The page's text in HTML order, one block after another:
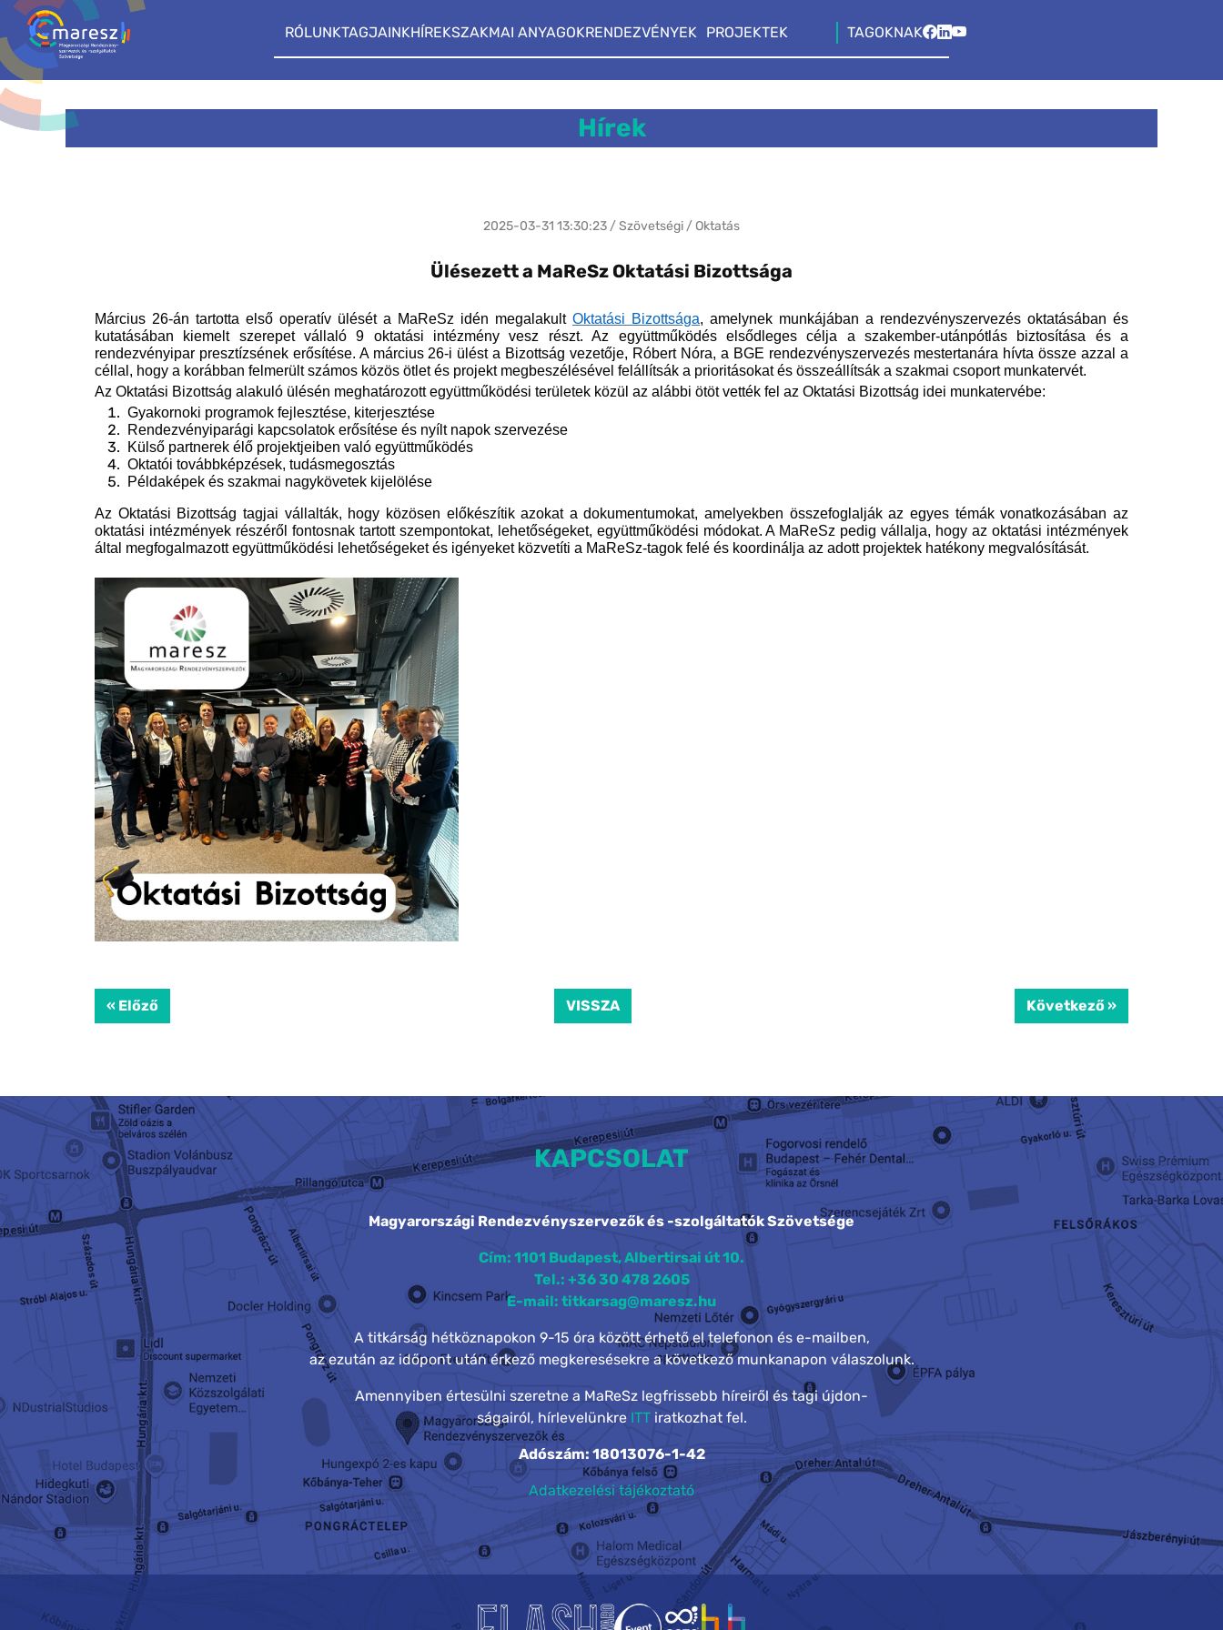
RÓLUNKTAGJAINKHÍREKSZAKMAI ANYAGOKRENDEZVÉNYEK PROJEKTEK TAGOKNAK
Hírek
2025-03-31 13:30:23 / Szövetségi / Oktatás
Ülésezett a MaReSz Oktatási Bizottsága
Március 26-án tartotta első operatív ülését a MaReSz idén megalakult Oktatási Bizottsága, amelynek munkájában a rendezvényszervezés oktatásában és
kutatásában kiemelt szerepet vállaló 9 oktatási intézmény vesz részt. Az együttműködés elsődleges célja a szakember-utánpótlás biztosítása és a
rendezvényipar presztízsének erősítése. A március 26-i ülést a Bizottság vezetője, Róbert Nóra, a BGE rendezvényszervezés mestertanára hívta össze azzal a
céllal, hogy a korábban felmerült számos közös ötlet és projekt megbeszélésével felállítsák a prioritásokat és összeállítsák a szakmai csoport munkatervét.
Az Oktatási Bizottság alakuló ülésén meghatározott együttműködési területek közül az alábbi ötöt vették fel az Oktatási Bizottság idei munkatervébe:
Gyakornoki programok fejlesztése, kiterjesztése
Rendezvényiparági kapcsolatok erősítése és nyílt napok szervezése
Külső partnerek élő projektjeiben való együttműködés
Oktatói továbbképzések, tudásmegosztás
Példaképek és szakmai nagykövetek kijelölése
Az Oktatási Bizottság tagjai vállalták, hogy közösen előkészítik azokat a dokumentumokat, amelyekben összefoglalják az egyes témák vonatkozásában az
oktatási intézmények részéről fontosnak tartott szempontokat, lehetőségeket, együttműködési módokat. A MaReSz pedig vállalja, hogy az oktatási intézmények
által megfogalmazott együttműködési lehetőségeket és igényeket közvetíti a MaReSz-tagok felé és koordinálja az adott projektek hatékony megvalósítását.
« Előző VISSZA Következő »
KAPCSOLAT
Magyarországi Rendezvényszervezők és -szolgáltatók Szövetsége
Cím: 1101 Budapest, Albertirsai út 10.
Tel.: +36 30 478 2605
E-mail: titkarsag@maresz.hu
A titkárság hétköznapokon 9-15 óra között érhető el telefonon és e-mailben,
az ezután az időpont után érkező megkeresésekre a következő munkanapon válaszolunk.
Amennyiben értesülni szeretne a MaReSz legfrissebb híreiről és tagi újdon-
ságairól, hírlevelünkre ITTiratkozhat fel.
Adószám: 18013076-1-42
Adatkezelési tájékoztató